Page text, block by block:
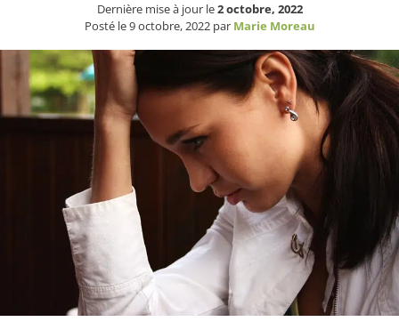
Dernière mise à jour le2 octobre, 2022
Posté le9 octobre, 2022 par Marie Moreau